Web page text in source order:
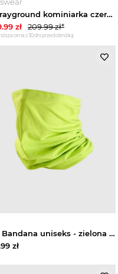
Sprayground kominiarka czerwony
zł 209.99zł*
cena z 30 dni przed obniżką
4F Bandana uniseks - zielona Uniwersalny Żółty
zł